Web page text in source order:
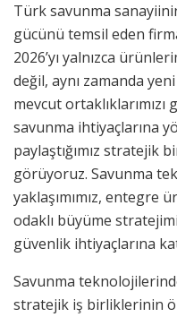
Türk savunma
gücünü temsil eden
2026’yı yalnızca
değil, aynı zamanda
mevcut
savunma ihtiyaçlarına
paylaştığımız stratejik
görüyoruz. Savunma
yaklaşımımız, entegre
odaklı büyüme
güvenlik ihtiyaçlarına
Savunma
stratejik iş birliklerinin